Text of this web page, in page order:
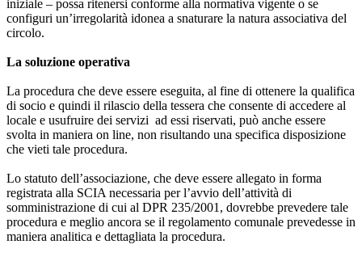
iniziale – possa ritenersi conforme alla normativa vigente o se
configuri un’irregolarità idonea a snaturare la natura associativa del
circolo.
La soluzione operativa
La procedura che deve essere eseguita, al fine di ottenere la qualifica
di socio e quindi il rilascio della tessera che consente di accedere al
locale e usufruire dei servizi ad essi riservati, può anche essere
svolta in maniera on line, non risultando una specifica disposizione
che vieti tale procedura.
Lo statuto dell’associazione, che deve essere allegato in forma
registrata alla SCIA necessaria per l’avvio dell’attività di
somministrazione di cui al DPR 235/2001, dovrebbe prevedere tale
procedura e meglio ancora se il regolamento comunale prevedesse in
maniera analitica e dettagliata la procedura.